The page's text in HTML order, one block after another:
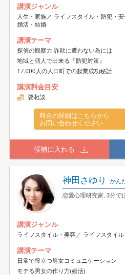
講演ジャンル
人生・家族／ ライフスタイル・防犯・
婚活・結婚
講演テーマ
探偵の観察力 詐欺に遭わない為には
地域と個人で出来る『防犯対策』
17,000人の人口町での起業成功秘話
講演料金目安
要相談
料金の詳細はこちらから
お問い合わせください
候補に入れる
神田さゆり
かん
恋愛心理研究家, 3分で
講演ジャンル
ライフスタイル・美容／ ライフスタイ
講演テーマ
日常で役立つ男女コミュニケーション
モテる男女の作り方(婚活)